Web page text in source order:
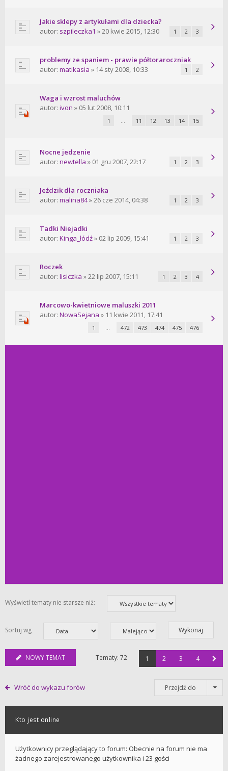
Jakie sklepy z artykułami dla dziecka?
autor: szpileczka1 » 20 kwie 2015, 12:30 1 2 3
problemy ze spaniem - prawie półtoraroczniak
autor: matikasia » 14 sty 2008, 10:33 1 2
Waga i wzrost maluchów
autor: ivon » 05 lut 2008, 10:11
1 … 11 12 13 14 15
Nocne jedzenie
autor: newtella » 01 gru 2007, 22:17 1 2 3
Jeździk dla roczniaka
autor: malina84» 26 cze 2014, 04:38 1 2 3
Tadki Niejadki
autor: Kinga_łódź» 02 lip 2009, 15:41 1 2 3
Roczek
autor: lisiczka » 22 lip 2007, 15:11 1 2 3 4
Marcowo-kwietniowe maluszki 2011
autor: NowaSejana » 11 kwie 2011, 17:41
1 … 472 473 474 475 476
Wyświetl tematy nie starsze niż:
Sortuj wg
NOWY TEMAT Tematy: 72 1 2 3 4
Wróć do wykazu forów Przejdź do
Kto jest online
Użytkownicy przeglądający to forum: Obecnie na forum nie ma
żadnego zarejestrowanego użytkownika i 23 gości